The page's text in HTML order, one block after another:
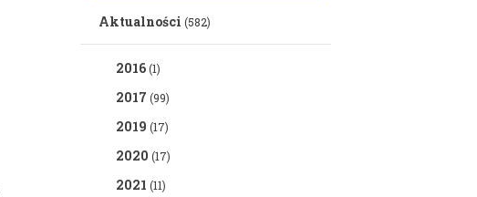
Aktualności (582)
2016(1)
2017 (99)
2019 (17)
2020 (17)
2021 (11)